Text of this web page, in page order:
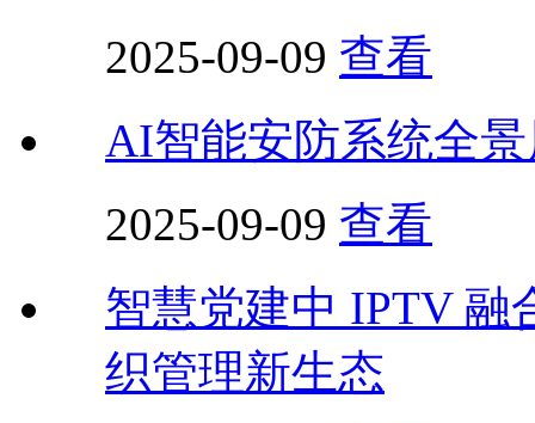
2025-09-09 查看
AI智能安防系统全
2025-09-09 查看
智慧党建中 IPTV 融
织管理新生态